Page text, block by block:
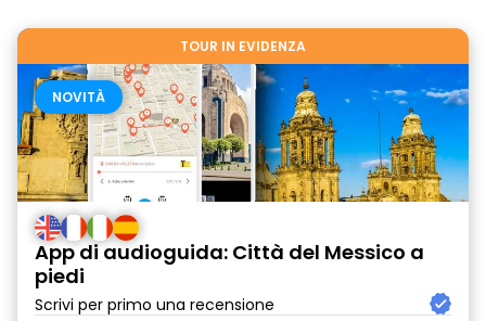
TOUR IN EVIDENZA
NOVITÀ
App di audioguida: Città del Messico a
piedi
Scrivi per primo una recensione